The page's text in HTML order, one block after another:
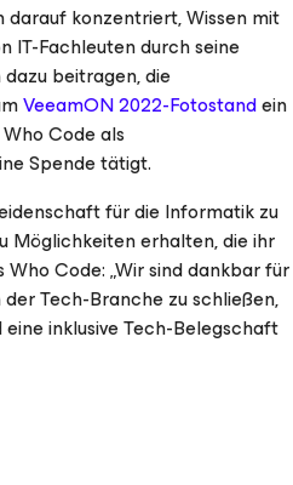
konzentriert, Wissen mit
IT-Fachleuten durch seine
beitragen, die
VeeamON 2022-Fotostandein
Code als
Spende tätigt.
für die Informatik zu
Möglichkeiten erhalten, die ihr
Code: „Wir sind dankbar für
Tech-Branche zu schließen,
inklusive Tech-Belegschaft